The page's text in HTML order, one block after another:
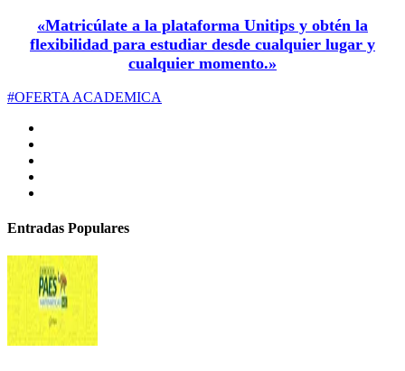
«Matricúlate a la plataforma Unitips y obtén la
flexibilidad para estudiar desde cualquier lugar y
cualquier momento.»
#OFERTA ACADEMICA
Entradas Populares